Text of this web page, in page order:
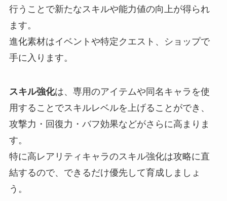
行うことで新たなスキルや能力値の向上が得られ
ます。
進化素材はイベントや特定クエスト、ショップで
手に入ります。
スキル強化は、専用のアイテムや同名キャラを使
用することでスキルレベルを上げることができ、
攻撃力・回復力・バフ効果などがさらに高まりま
す。
特に高レアリティキャラのスキル強化は攻略に直
結するので、できるだけ優先して育成しましょ
う。